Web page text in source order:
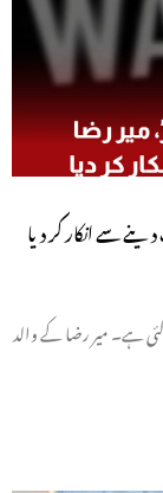
سے انکار کر دیا
ہے۔ میر رضا کے والد